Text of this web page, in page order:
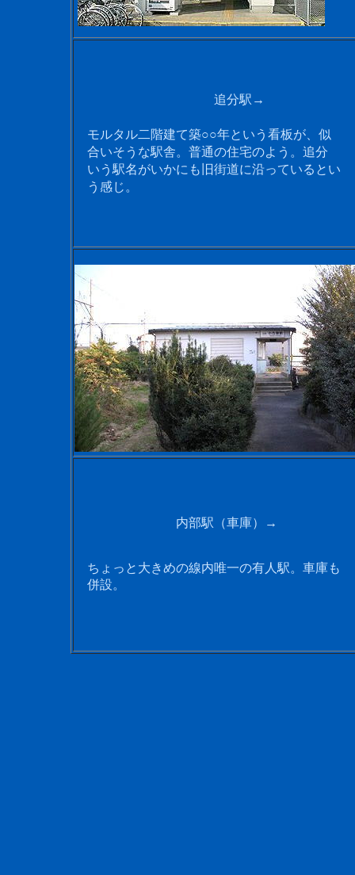
追分駅→
モルタル二階建て築○○年という看板が、似
合いそうな駅舎。普通の住宅のよう。追分
いう駅名がいかにも旧街道に沿っているとい
う感じ。
内部駅（車庫）→
ちょっと大きめの線内唯一の有人駅。車庫も
併設。